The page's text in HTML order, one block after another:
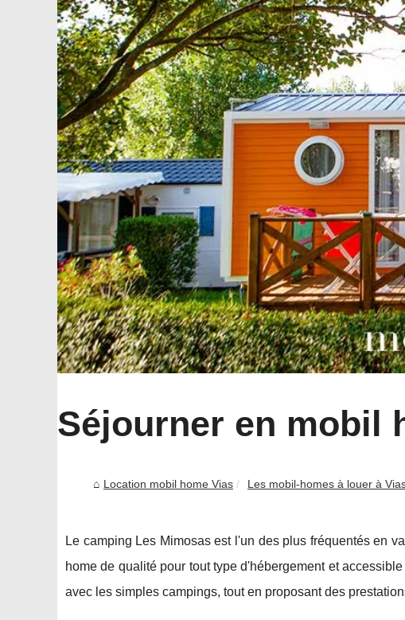
Séjourner en mobil
Location mobil home Vias Les mobil-homes à louer à
Le camping Les Mimosas est l'un des plus fréquentés en
home de qualité pour tout type d'hébergement et
avec les simples campings, tout en proposant des